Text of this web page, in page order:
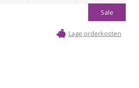
Sale
Lage orderkosten